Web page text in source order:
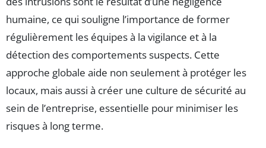
humaine, ce qui souligne l’importance de former
régulièrement les équipes à la vigilance et à la
détection des comportements suspects. Cette
approche globale aide non seulement à protéger les
locaux, mais aussi à créer une culture de sécurité au
sein de l’entreprise, essentielle pour minimiser les
risques à long terme.